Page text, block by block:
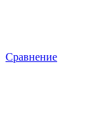
Сравнение